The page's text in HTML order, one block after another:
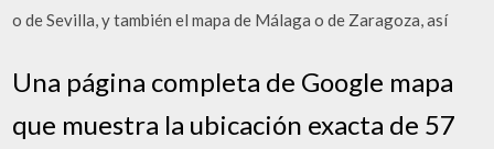
o de Sevilla, y también el mapa de Málaga o de Zaragoza, así
Una página completa de Google mapa
que muestra la ubicación exacta de 57